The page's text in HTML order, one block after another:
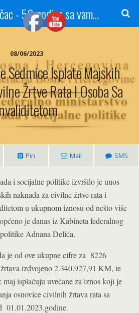
Radio Gradačac - 56 godina sa vama...
08/06/2023
Sedmice Isplate Majskih
Žrtve Rata I Osoba Sa
Pin Mail SMS
i socijalne politike izvršilo je unos
naknada za civilne žrtve rata i
u ukupnom iznosu od nešto više
je danas iz Kabineta federalnog
Adnana Delića.
je od ove ukupne cifre za 8226
izdvojeno 2.340.927,91 KM, te
maj isplaćuju uvećane za iznos koji je
osnovice civilnih žrtava rata sa
01.01.2023.godine.